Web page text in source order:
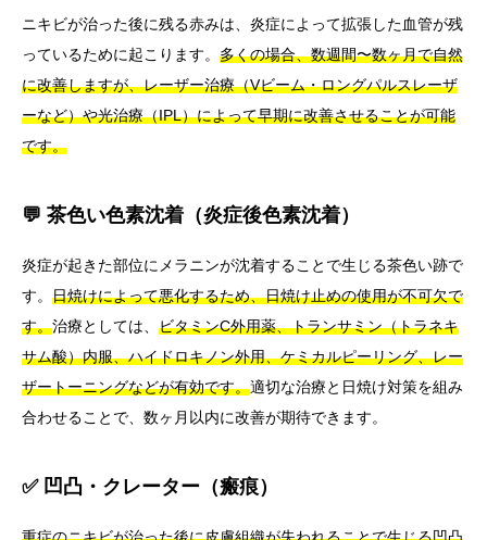
ニキビが治った後に残る赤みは、炎症によって拡張した血管が残
っているために起こります。 多くの場合、数週間〜数ヶ月で自然
に改善しますが、レーザー治療（Vビーム・ロングパルスレーザ
ーなど）や光治療（IPL）によって早期に改善させることが可能
です。
💬 茶色い色素沈着（炎症後色素沈着）
炎症が起きた部位にメラニンが沈着することで生じる茶色い跡で
す。 日焼けによって悪化するため、日焼け止めの使用が不可欠で
す。治療としては、 ビタミンC外用薬、トランサミン（トラネキ
サム酸）内服、ハイドロキノン外用、ケミカルピーリング、レー
ザートーニングなどが有効です。適切な治療と日焼け対策を組み
合わせることで、数ヶ月以内に改善が期待できます。
✅ 凹凸・クレーター（瘢痕）
重症のニキビが治った後に皮膚組織が失われることで生じる凹凸